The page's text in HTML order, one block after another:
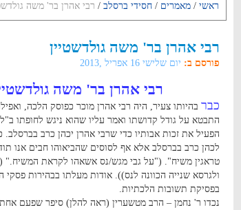
ראשי / מאמרים / חסידי ברסלב / רבי אהרן בר' משה
רבי אהרן בר' משה גולדשטיין
פורסם ב: יום שלישי 16 אפריל ,2013
רבי אהרן בר' משה
כבר בהיותו צעיר, היה רבי אהרן מוכר כפוסק הלכה,
התבטא על גודל קדושתו ואמר עליו שהוא ניגש לחופתו
הפעיל את זכות אבותיו כדי שרבי אהרן יכהן כרב
לכהן כרב בברסלב אלא אף לסוסים שהביאוהו חבים אנו
טראגין משיח". ("על גבי מגש/נס אשאהו לקראת המשיח."
ולגרסא שנייה הכוונה לנס)). אודות מעלתו בבהירות
בפסיקת תשובות הלכתיות.
נכדו ר' נחמן – הרב מטשערין (ראה להלן) סיפר שפעם